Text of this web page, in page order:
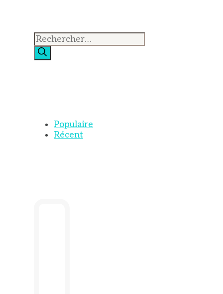
Rechercher :
Populaire
Récent